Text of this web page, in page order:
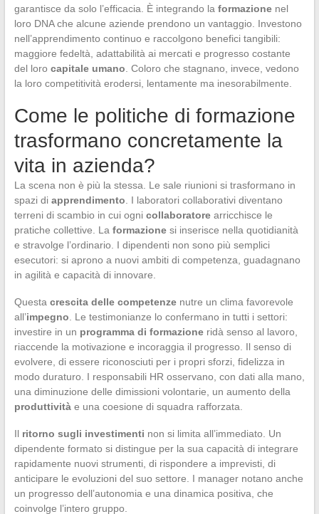
garantisce da solo l’efficacia. È integrando la formazionenel
loro DNA che alcune aziende prendono un vantaggio. Investono
nell’apprendimento continuo e raccolgono benefici tangibili:
maggiore fedeltà, adattabilità ai mercati e progresso costante
del loro capitale umano . Coloro che stagnano, invece, vedono
la loro competitività erodersi, lentamente ma inesorabilmente.
Come le politiche di formazione
trasformano concretamente la
vita in azienda?
La scena non è più la stessa. Le sale riunioni si trasformano in
spazi di apprendimento . I laboratori collaborativi diventano
terreni di scambio in cui ogni collaboratorearricchisce le
pratiche collettive. La formazionesi inserisce nella quotidianità
e stravolge l’ordinario. I dipendenti non sono più semplici
esecutori: si aprono a nuovi ambiti di competenza, guadagnano
in agilità e capacità di innovare.
Questa crescita delle competenzenutre un clima favorevole
all’impegno . Le testimonianze lo confermano in tutti i settori:
investire in un programma di formazioneridà senso al lavoro,
riaccende la motivazione e incoraggia il progresso. Il senso di
evolvere, di essere riconosciuti per i propri sforzi, fidelizza in
modo duraturo. I responsabili HR osservano, con dati alla mano,
una diminuzione delle dimissioni volontarie, un aumento della
produttivitàe una coesione di squadra rafforzata.
Il ritorno sugli investimenti non si limita all’immediato. Un
dipendente formato si distingue per la sua capacità di integrare
rapidamente nuovi strumenti, di rispondere a imprevisti, di
anticipare le evoluzioni del suo settore. I manager notano anche
un progresso dell’autonomia e una dinamica positiva, che
coinvolge l’intero gruppo.